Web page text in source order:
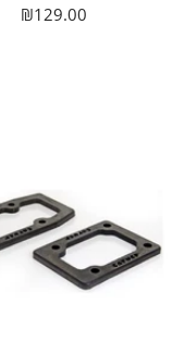
מבצע
₪129.00